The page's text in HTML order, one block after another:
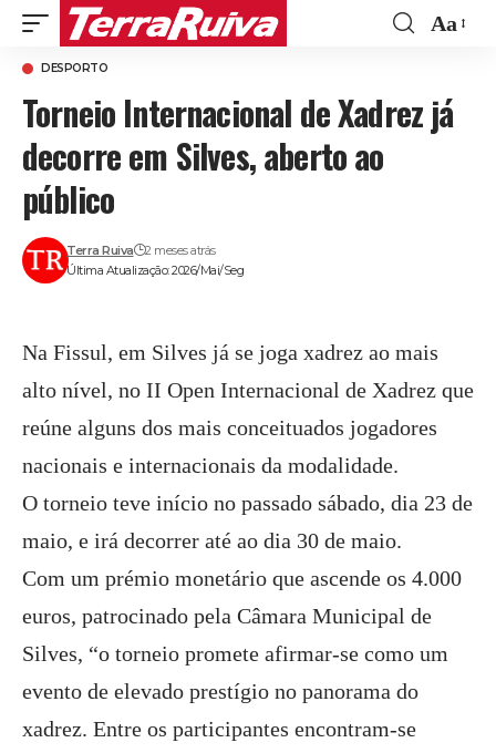
Aa
DESPORTO
Torneio Internacional de Xadrez já
decorre em Silves, aberto ao
público
Última Atualização: 2026/Mai/Seg
Terra Ruiva 2 meses atrás
Na Fissul, em Silves já se joga xadrez ao mais
alto nível, no II Open Internacional de Xadrez que
reúne alguns dos mais conceituados jogadores
nacionais e internacionais da modalidade.
O torneio teve início no passado sábado, dia 23 de
maio, e irá decorrer até ao dia 30 de maio.
Com um prémio monetário que ascende os 4.000
euros, patrocinado pela Câmara Municipal de
Silves, “o torneio promete afirmar-se como um
evento de elevado prestígio no panorama do
xadrez. Entre os participantes encontram-se